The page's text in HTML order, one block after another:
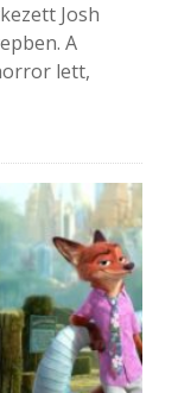
Josh
A
lett,